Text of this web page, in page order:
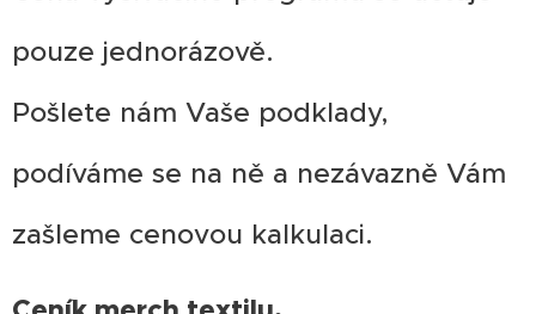
pouze jednorázově.
Pošlete nám Vaše podklady,
podíváme se na ně a nezávazně Vám
zašleme cenovou kalkulaci.